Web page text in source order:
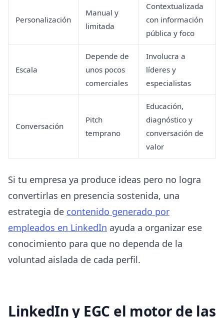
Personalización
Manual y
limitada
Contextualizada
con información
pública y foco
Escala
Depende de
unos pocos
comerciales
Involucra a
líderes y
especialistas
Conversación
Pitch
temprano
Educación,
diagnóstico y
conversación de
valor
Si tu empresa ya produce ideas pero no logra
convertirlas en presencia sostenida, una
estrategia de contenido generado por
empleados en LinkedIn ayuda a organizar ese
conocimiento para que no dependa de la
voluntad aislada de cada perfil.
LinkedIn y EGC el motor de las